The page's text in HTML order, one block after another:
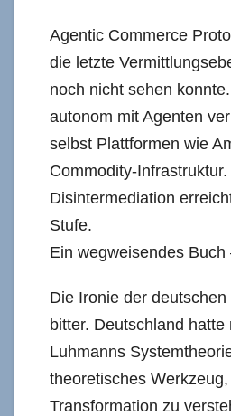
Agentic Commerce
die letzte
noch nicht sehen
autonom mit Agenten
selbst Plattformen wie
Commodity-
Disintermediation
Stufe.
Ein wegweisendes Buch
Die Ironie der
bitter. Deutschland hatte
Luhmanns
theoretisches
Transformation zu